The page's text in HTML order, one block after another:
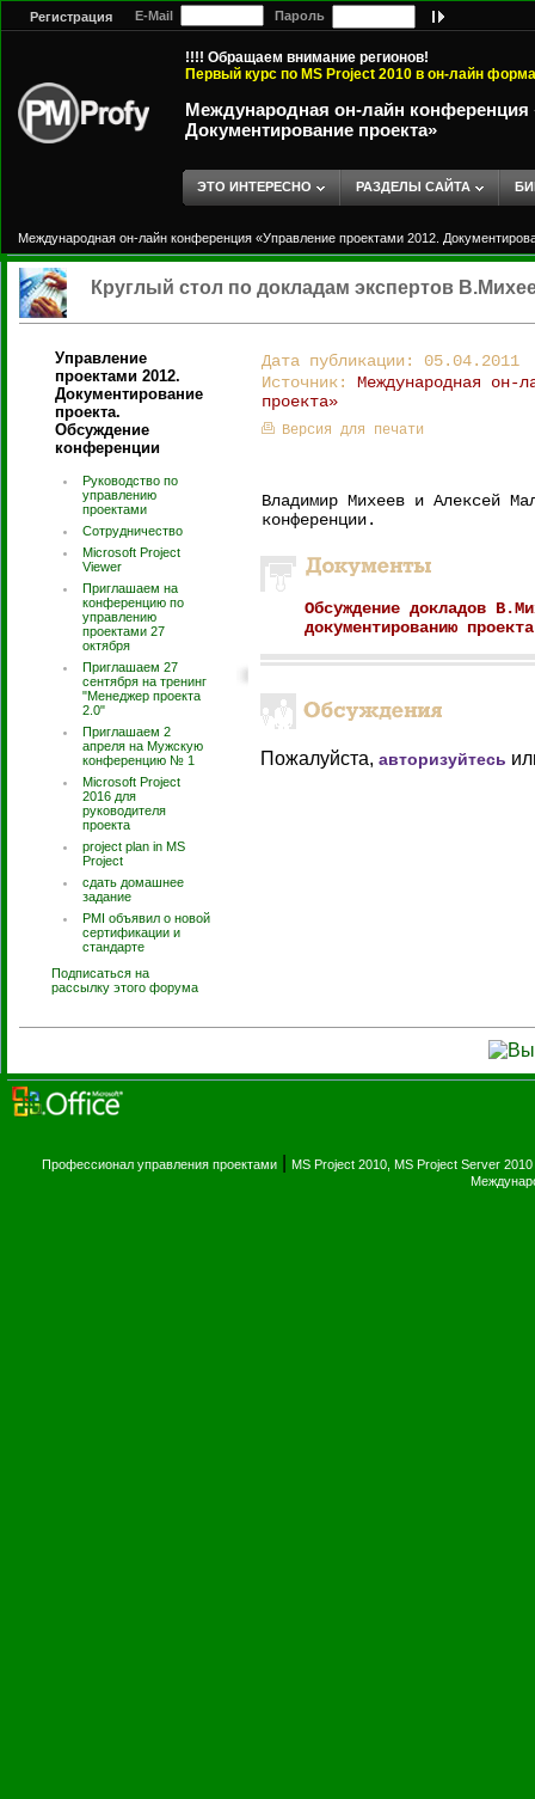
Регистрация E-Mail Пароль
!!!! Обращаем внимание регионов!
Первый курс по MS Project 2010 в он-лайн
Международная он-лайн конференция
Документирование проекта»
ЭТО ИНТЕРЕСНО РАЗДЕЛЫ САЙТА
Международная он-лайн конференция «Управление проектами 2012.
Круглый стол по докладам экспертов
Управление
проектами 2012.
Документирование
проекта.
Обсуждение
конференции
Руководство по
управлению
проектами
Сотрудничество
Microsoft Project
Viewer
Приглашаем на
конференцию по
управлению
проектами 27
октября
Приглашаем 27
сентября на тренинг
"Менеджер проекта
2.0"
Приглашаем 2
апреля на Мужскую
конференцию № 1
Microsoft Project
2016 для
руководителя
проекта
project plan in MS
Project
сдать домашнее
задание
PMI объявил о новой
сертификации и
стандарте
Подписаться на
рассылку этого форума
Дата публикации: 05.04.2011
Источник: Международная он-
проекта»
Версия для печати
Владимир Михеев и Алексей
конференции.
Обсуждение докладов
документированию
Пожалуйста, авторизуйтесь
Профессионал управления проектами MS Project 2010, MS Project Server 2010